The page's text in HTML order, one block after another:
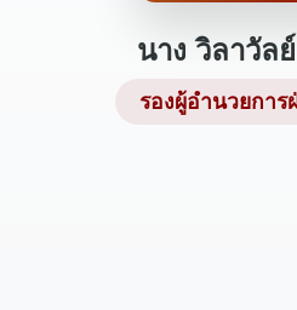
นาง วิลาวัล
รองผู้อำนวยการ